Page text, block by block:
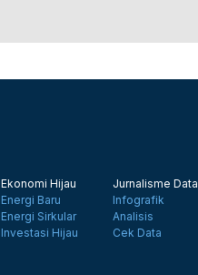
Ekonomi Hijau
Energi Baru
Energi Sirkular
Investasi Hijau
Jurnalisme Data
Infografik
Analisis
Cek Data